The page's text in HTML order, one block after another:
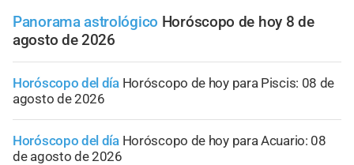
Panorama astrológico Horóscopo de hoy 8 de
agosto de 2026
Horóscopo del día Horóscopo de hoy para Piscis: 08 de
agosto de 2026
Horóscopo del día Horóscopo de hoy para Acuario: 08
de agosto de 2026